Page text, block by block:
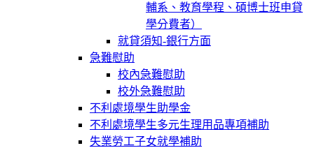
輔系、教育學程、碩博士班申貸
學分費者）
就貸須知-銀行方面
急難慰助
校內急難慰助
校外急難慰助
不利處境學生助學金
不利處境學生多元生理用品專項補助
失業勞工子女就學補助